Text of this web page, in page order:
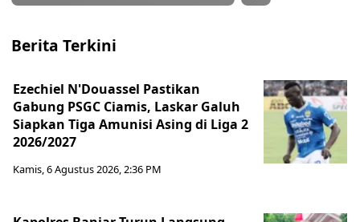
Berita Terkini
Ezechiel N'Douassel Pastikan
Gabung PSGC Ciamis, Laskar Galuh
Siapkan Tiga Amunisi Asing di Liga 2
2026/2027
Kamis, 6 Agustus 2026, 2:36 PM